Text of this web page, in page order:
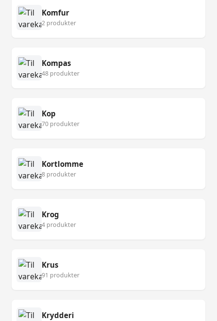
Komfur
2 produkter
Kompas
48 produkter
Kop
70 produkter
Kortlomme
8 produkter
Krog
4 produkter
Krus
91 produkter
Krydderi